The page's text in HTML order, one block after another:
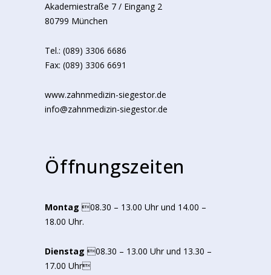
Akademiestraße 7 / Eingang 2
80799 München
Tel.: (089) 3306 6686
Fax: (089) 3306 6691
www.zahnmedizin-siegestor.de
info@zahnmedizin-siegestor.de
Öffnungszeiten
Montag 08.30 – 13.00 Uhr und 14.00 –
18.00 Uhr.
Dienstag 08.30 – 13.00 Uhr und 13.30 –
17.00 Uhr